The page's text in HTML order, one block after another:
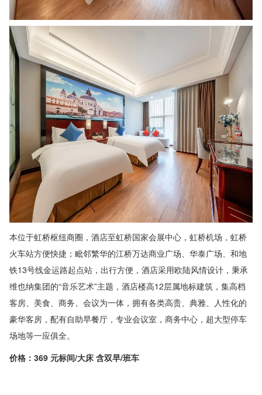
本位于虹桥枢纽商圈，酒店至虹桥国家会展中心，虹桥机场，虹桥
火车站方便快捷；毗邻繁华的江桥万达商业广场、华泰广场、和地
铁13号线金运路起点站，出行方便，酒店采用欧陆风情设计，秉承
维也纳集团的“音乐艺术”主题，酒店楼高12层属地标建筑，集高档
客房、美食、商务、会议为一体，拥有各类高贵、典雅、人性化的
豪华客房，配有自助早餐厅，专业会议室，商务中心，超大型停车
场地等一应俱全。
价格：369 元标间/大床 含双早/班车